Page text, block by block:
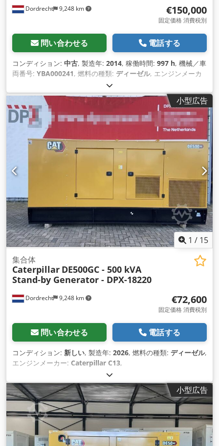
Dordrecht 9,248 km €150,000
固定価格 消費税別
問い合わせる 電話する
コンディション: 中古, 製造年: 2014, 稼働時間: 997 h, 機械／車
両番号: YBA000241, 燃料の種類: ディーゼル, エンジンメーカ
小型広告
1 / 15
Dordrecht 9,248 km
集合体
Caterpillar DE500GC - 500 kVA
Stand-by Generator - DPX-18220
€72,600
固定価格 消費税別
問い合わせる 電話する
コンディション: 新しい, 製造年: 2026, 燃料の種類: ディーゼル,
エンジンメーカー: Caterpillar C13,
小型広告